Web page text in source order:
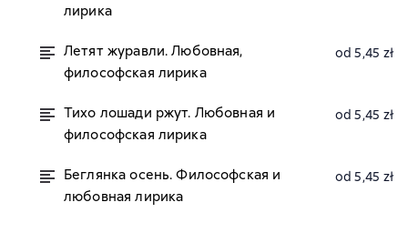
лирика
Летят журавли. Любовная,
философская лирика
od 5,45 zł
Тихо лошади ржут. Любовная и
философская лирика
od 5,45 zł
Беглянка осень. Философская и
любовная лирика
od 5,45 zł